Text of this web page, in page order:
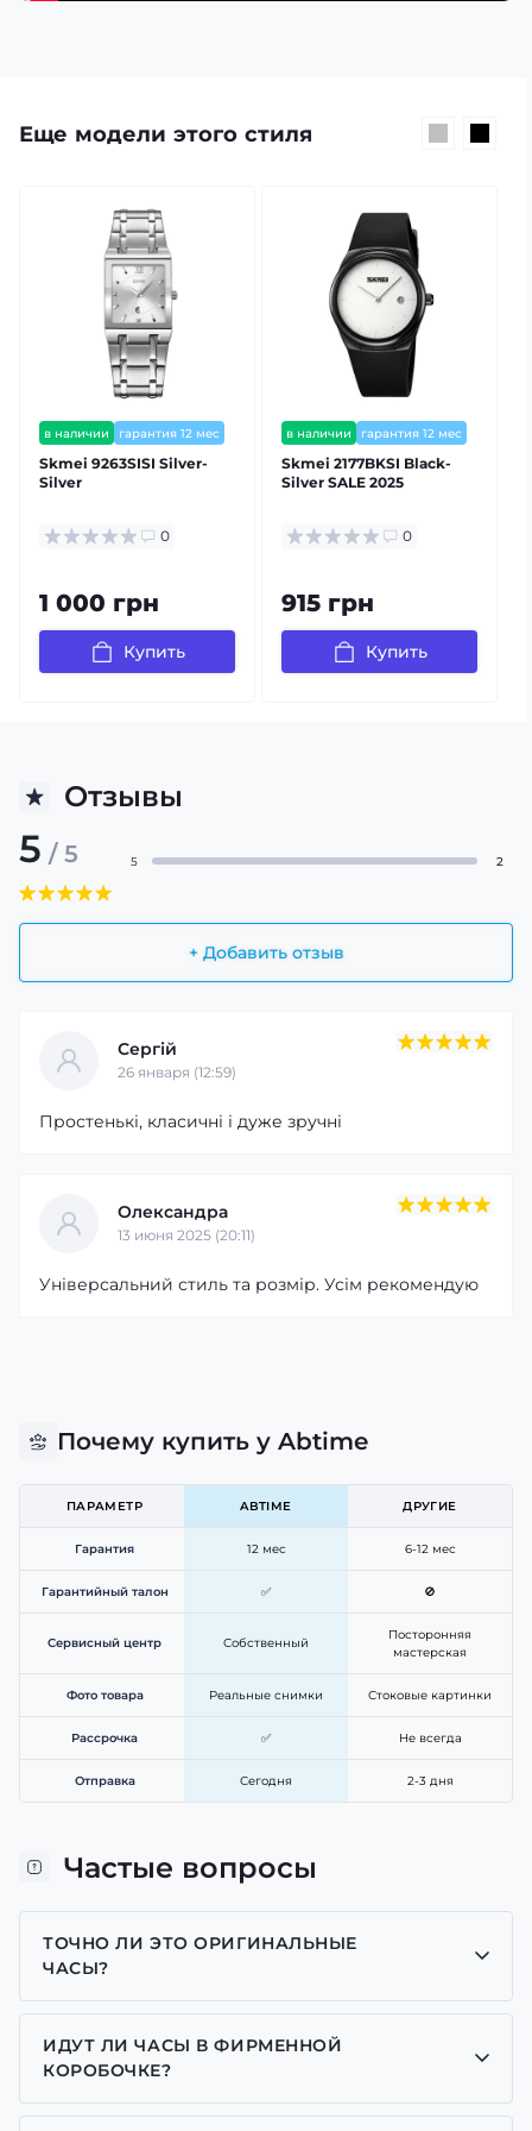
Еще модели этого стиля
в наличии гарантия 12 мес
Skmei 9263SISI Silver-
Silver
0
1 000 грн
Купить
в наличии гарантия 12 мес
Skmei 2177BKSI Black-
Silver SALE 2025
0
915 грн
Купить
Отзывы
5 / 5
+ Добавить отзыв
5 2
Сергій
26 января (12:59)
Простенькі, класичні і дуже зручні
Олександра
13 июня 2025 (20:11)
Універсальний стиль та розмір. Усім рекомендую
Почему купить у Abtime
ПАРАМЕТР ABTIME ДРУГИЕ
Гарантия 12 мес 6-12 мес
Гарантийный талон ✅ 🚫
Сервисный центр Собственный
Посторонняя
мастерская
Фото товара Реальные снимки Стоковые картинки
Рассрочка ✅ Не всегда
Отправка Сегодня 2-3 дня
Частые вопросы
ТОЧНО ЛИ ЭТО ОРИГИНАЛЬНЫЕ
ЧАСЫ?
Да, все часы у нас только оригинальные, мы
являемся представителем многих брендов.
ИДУТ ЛИ ЧАСЫ В ФИРМЕННОЙ
КОРОБОЧКЕ?
Для часов бренда Casio, Pagani Design, GUARDO и